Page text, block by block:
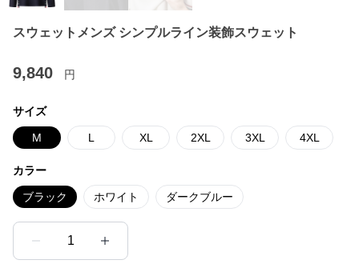
スウェットメンズ シンプルライン装飾スウェット
9,840 円
サイズ
M L XL 2XL 3XL 4XL
カラー
ブラック ホワイト ダークブルー
1